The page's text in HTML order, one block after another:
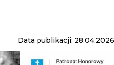
Data publikacji: 28.04.2026